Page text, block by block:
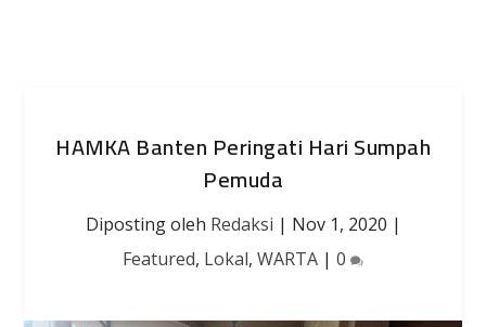
HAMKA Banten Peringati Hari Sumpah
Pemuda
Diposting oleh Redaksi | Nov 1, 2020 |
Featured, Lokal, WARTA | 0